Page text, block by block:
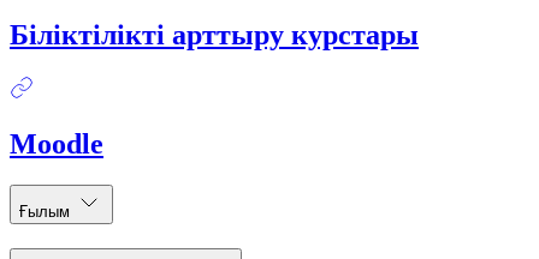
Біліктілікті арттыру курстары
Moodle
Ғылым